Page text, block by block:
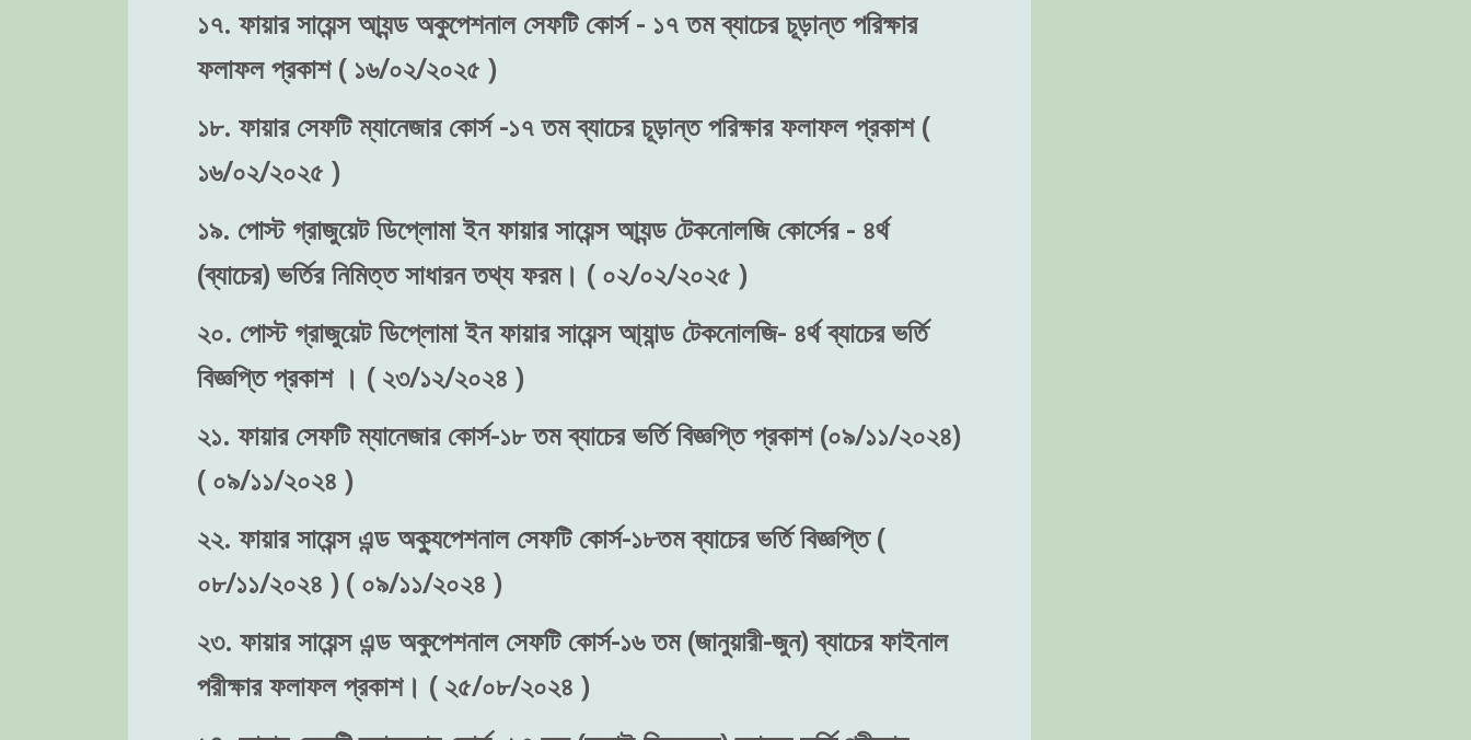
১৭. ফায়ার সায়েন্স আ্যন্ড অকুপেশনাল সেফটি কোর্স - ১৭ তম ব্যাচের চূড়ান্ত পরিক্ষার
ফলাফল প্রকাশ ( ১৬/০২/২০২৫ )
১৮. ফায়ার সেফটি ম্যানেজার কোর্স -১৭ তম ব্যাচের চূড়ান্ত পরিক্ষার ফলাফল প্রকাশ (
১৬/০২/২০২৫ )
১৯. পোস্ট গ্রাজুয়েট ডিপ্লোমা ইন ফায়ার সায়েন্স আ্যন্ড টেকনোলজি কোর্সের - ৪র্থ
(ব্যাচের) ভর্তির নিমিত্ত সাধারন তথ্য ফরম। ( ০২/০২/২০২৫ )
২০. পোস্ট গ্রাজুয়েট ডিপ্লোমা ইন ফায়ার সায়েন্স আ্যান্ড টেকনোলজি- ৪র্থ ব্যাচের ভর্তি
বিজ্ঞপ্তি প্রকাশ । ( ২৩/১২/২০২৪ )
২১. ফায়ার সেফটি ম্যানেজার কোর্স-১৮ তম ব্যাচের ভর্তি বিজ্ঞপ্তি প্রকাশ (০৯/১১/২০২৪)
( ০৯/১১/২০২৪ )
২২. ফায়ার সায়েন্স এন্ড অক্যুপেশনাল সেফটি কোর্স-১৮তম ব্যাচের ভর্তি বিজ্ঞপ্তি (
০৮/১১/২০২৪ ) ( ০৯/১১/২০২৪ )
২৩. ফায়ার সায়েন্স এন্ড অকুপেশনাল সেফটি কোর্স-১৬ তম (জানুয়ারী-জুন) ব্যাচের ফাইনাল
পরীক্ষার ফলাফল প্রকাশ। ( ২৫/০৮/২০২৪ )